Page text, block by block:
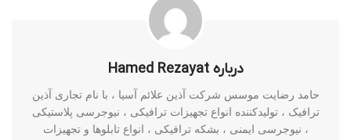
درباره Hamed Rezayat
حامد رضایت موسس شرکت آذین علائم آسیا ، با نام تجاری آذین
ترافیک ، تولیدکننده انواع تجهیزات ترافیکی ، نیوجرسی پلاستیکی
، نیوجرسی ایمنی ، بشکه ترافیکی ، انواع تابلوها و تجهیزات